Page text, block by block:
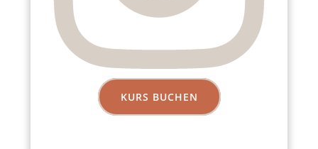
KURS BUCHEN